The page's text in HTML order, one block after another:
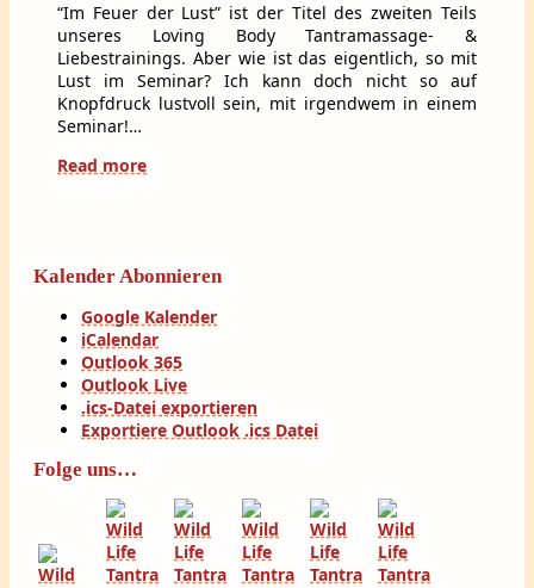
“Im Feuer der Lust” ist der Titel des zweiten Teils
unseres Loving Body Tantramassage- &
Liebestrainings. Aber wie ist das eigentlich, so mit
Lust im Seminar? Ich kann doch nicht so auf
Knopfdruck lustvoll sein, mit irgendwem in einem
Seminar!…
Read more
Kalender Abonnieren
Google Kalender
iCalendar
Outlook 365
Outlook Live
.ics-Datei exportieren
Exportiere Outlook .ics Datei
Folge uns…